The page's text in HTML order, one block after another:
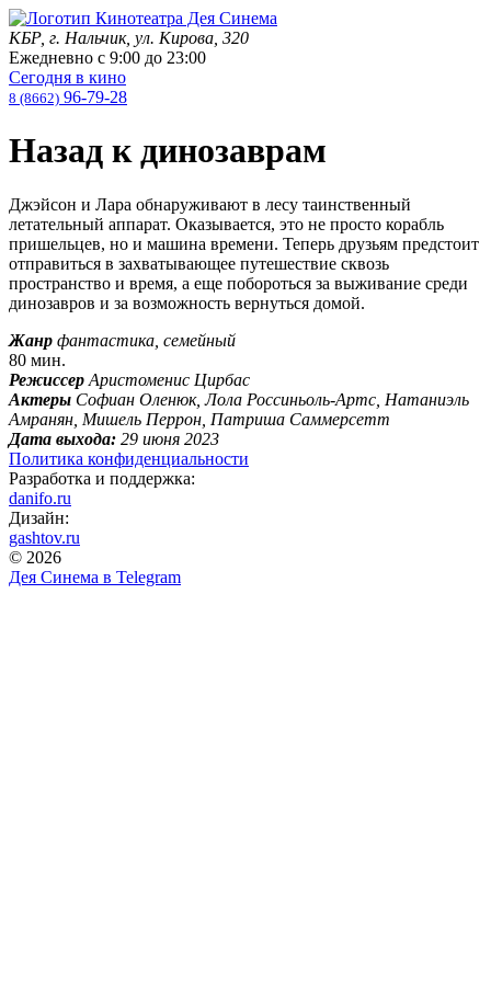
КБР, г. Нальчик, ул. Кирова, 320
Ежедневно с 9:00 до 23:00
Сегодня в кино
8 (8662) 96-79-28
Назад к динозаврам
Джэйсон и Лара обнаруживают в лесу таинственный
летательный аппарат. Оказывается, это не просто корабль
пришельцев, но и машина времени. Теперь друзьям предстоит
отправиться в захватывающее путешествие сквозь
пространство и время, а еще побороться за выживание среди
динозавров и за возможность вернуться домой.
Жанр фантастика, семейный
80 мин.
Режиссер Аристоменис Цирбас
Актеры Софиан Оленюк, Лола Россиньоль-Артс, Натаниэль
Амранян, Мишель Перрон, Патриша Саммерсетт
Дата выхода: 29 июня 2023
Политика конфиденциальности
Разработка и поддержка:
danifo.ru
Дизайн:
gashtov.ru
© 2026
Дея Синема в Telegram